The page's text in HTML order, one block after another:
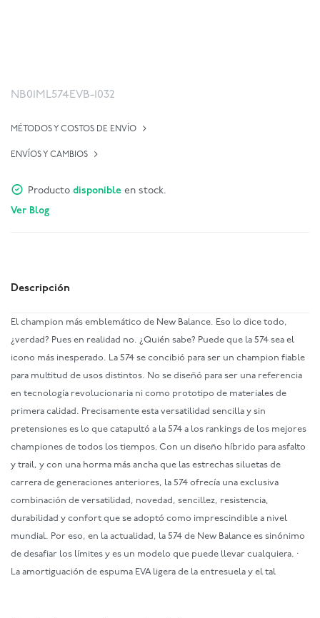
NB01ML574EVB-1032
MÉTODOS Y COSTOS DE ENVÍO
ENVÍOS Y CAMBIOS
Producto disponible en stock.
Ver Blog
Descripción
El champion más emblemático de New Balance. Eso lo dice todo,
¿verdad? Pues en realidad no. ¿Quién sabe? Puede que la 574 sea el
icono más inesperado. La 574 se concibió para ser un champion fiable
para multitud de usos distintos. No se diseñó para ser una referencia
en tecnología revolucionaria ni como prototipo de materiales de
primera calidad. Precisamente esta versatilidad sencilla y sin
pretensiones es lo que catapultó a la 574 a los rankings de los mejores
championes de todos los tiempos. Con un diseño híbrido para asfalto
y trail, y con una horma más ancha que las estrechas siluetas de
carrera de generaciones anteriores, la 574 ofrecía una exclusiva
combinación de versatilidad, novedad, sencillez, resistencia,
durabilidad y confort que se adoptó como imprescindible a nivel
mundial. Por eso, en la actualidad, la 574 de New Balance es sinónimo
de desafiar los límites y es un modelo que puede llevar cualquiera. ·
La amortiguación de espuma EVA ligera de la entresuela y el tal